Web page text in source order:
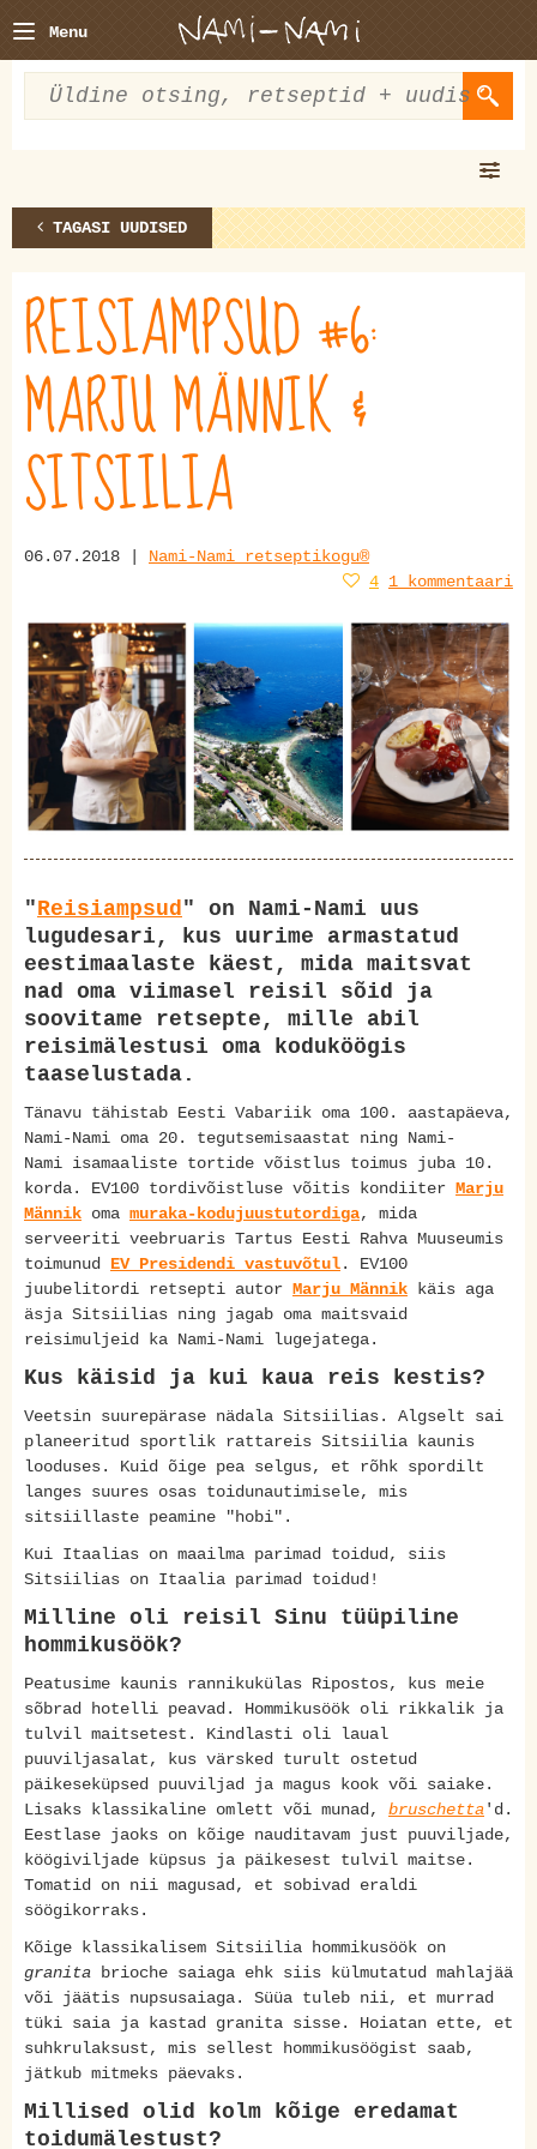
Menu
TAGASI UUDISED
REISIAMPSUD #6:
MARJU MÄNNIK &
SITSIILIA
06.07.2018 | Nami-Nami retseptikogu®
4 1 kommentaari
"Reisiampsud" on Nami-Nami uus
lugudesari, kus uurime armastatud
eestimaalaste käest, mida maitsvat
nad oma viimasel reisil sõid ja
soovitame retsepte, mille abil
reisimälestusi oma koduköögis
taaselustada.
Tänavu tähistab Eesti Vabariik oma 100. aastapäeva,
Nami-Nami oma 20. tegutsemisaastat ning Nami-
Nami isamaaliste tortide võistlus toimus juba 10.
korda. EV100 tordivõistluse võitis kondiiter Marju
Männik oma muraka-kodujuustutordiga, mida
serveeriti veebruaris Tartus Eesti Rahva Muuseumis
toimunud EV Presidendi vastuvõtul. EV100
juubelitordi retsepti autor Marju Männik käis aga
äsja Sitsiilias ning jagab oma maitsvaid
reisimuljeid ka Nami-Nami lugejatega.
Kus käisid ja kui kaua reis kestis?
Veetsin suurepärase nädala Sitsiilias. Algselt sai
planeeritud sportlik rattareis Sitsiilia kaunis
looduses. Kuid õige pea selgus, et rõhk spordilt
langes suures osas toidunautimisele, mis
sitsiillaste peamine "hobi".
Kui Itaalias on maailma parimad toidud, siis
Sitsiilias on Itaalia parimad toidud!
Milline oli reisil Sinu tüüpiline
hommikusöök?
Peatusime kaunis rannikukülas Ripostos, kus meie
sõbrad hotelli peavad. Hommikusöök oli rikkalik ja
tulvil maitsetest. Kindlasti oli laual
puuviljasalat, kus värsked turult ostetud
päikeseküpsed puuviljad ja magus kook või saiake.
Lisaks klassikaline omlett või munad, bruschetta'd.
Eestlase jaoks on kõige nauditavam just puuviljade,
köögiviljade küpsus ja päikesest tulvil maitse.
Tomatid on nii magusad, et sobivad eraldi
söögikorraks.
Kõige klassikalisem Sitsiilia hommikusöök on
granita brioche saiaga ehk siis külmutatud mahlajää
või jäätis nupsusaiaga. Süüa tuleb nii, et murrad
tüki saia ja kastad granita sisse. Hoiatan ette, et
suhkrulaksust, mis sellest hommikusöögist saab,
jätkub mitmeks päevaks.
Millised olid kolm kõige eredamat
toidumälestust?